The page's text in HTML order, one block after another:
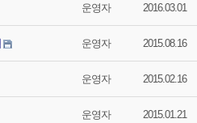
운영자 2016.03.01
운영자 2015.08.16
운영자 2015.02.16
운영자 2015.01.21